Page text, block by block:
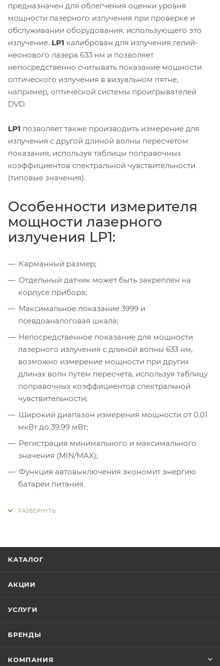
предназначен для облегчения оценки уровня
мощности лазерного излучения при проверке и
обслуживании оборудования, использующего это
излучение. LP1 калиброван для излучения гелий-
неонового лазера 633 нм и позволяет
непосредственно считывать показание мощности
оптического излучения в визуальном пятне,
например, оптической системы проигрывателей
DVD.
LP1 позволяет также производить измерение для
излучения с другой длиной волны пересчетом
показания, используя таблицы поправочных
коэффициентов спектральной чувствительности
(типовые значения).
Особенности измерителя
мощности лазерного
излучения LP1:
Карманный размер;
Отдельный датчик может быть закреплен на
корпусе прибора;
Максимальное показание 3999 и
псевдоаналоговая шкала;
Непосредственное показание для мощности
лазерного излучения с длиной волны 633 нм,
возможно измерение мощности при других
длинах волн путем пересчета, используя таблицу
поправочных коэффициентов спектральной
чувствительности;
Широкий диапазон измерения мощности от 0.01
мкВт до 39.99 мВт;
Регистрация минимального и максимального
значения (MIN/MAX);
Функция автовыключения экономит энергию
батареи питания.
КАТАЛОГ
АКЦИИ
УСЛУГИ
БРЕНДЫ
КОМПАНИЯ